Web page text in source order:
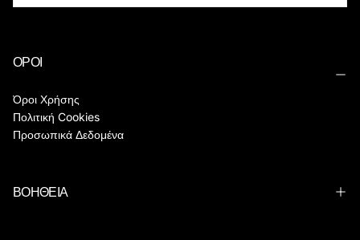
ΟΡΟΙ
Όροι Χρήσης
Πολιτική Cookies
Προσωπικά Δεδομένα
ΒΟΗΘΕΙΑ